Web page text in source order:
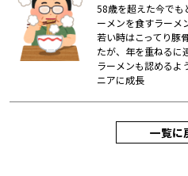
58歳を超えた今でも
ーメンを食すラーメ
若い時はこってり豚
たが、年を重ねるに
ラーメンも認めるよ
ニアに成長
一覧に